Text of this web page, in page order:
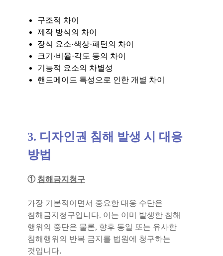
구조적 차이
제작 방식의 차이
장식 요소·색상·패턴의 차이
크기·비율·각도 등의 차이
기능적 요소의 차별성
핸드메이드 특성으로 인한 개별 차이
3. 디자인권 침해 발생 시 대응
방법
① 침해금지청구
가장 기본적이면서 중요한 대응 수단은
침해금지청구입니다. 이는 이미 발생한 침해
행위의 중단은 물론, 향후 동일 또는 유사한
침해행위의 반복 금지를 법원에 청구하는
것입니다.